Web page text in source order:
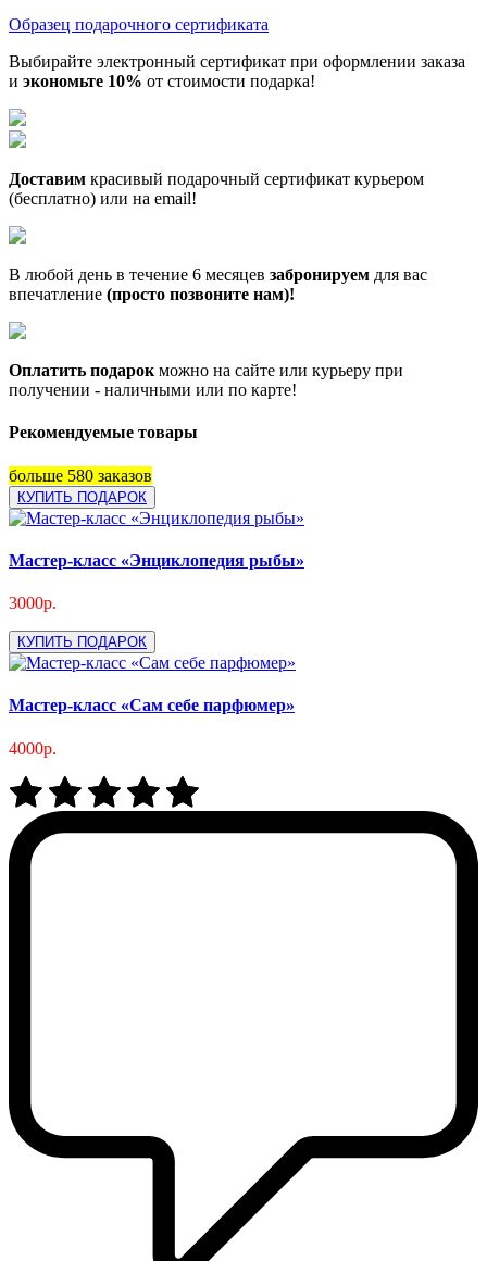
Образец подарочного сертификата
Выбирайте электронный сертификат при оформлении заказа
и экономьте 10% от стоимости подарка!
Доставим красивый подарочный сертификат курьером
(бесплатно) или на email!
В любой день в течение 6 месяцев забронируем для вас
впечатление (просто позвоните нам)!
Оплатить подарок можно на сайте или курьеру при
получении - наличными или по карте!
Рекомендуемые товары
больше 580 заказов
КУПИТЬ ПОДАРОК
Мастер-класс «Энциклопедия рыбы»
3000р.
КУПИТЬ ПОДАРОК
Мастер-класс «Сам себе парфюмер»
4000р.